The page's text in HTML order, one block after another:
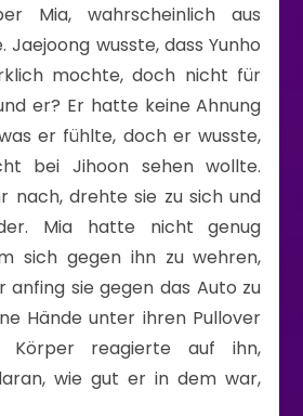
Mia, wahrscheinlich aus
Jaejoong wusste, dass Yunho
mochte, doch nicht für
er? Er hatte keine Ahnung
er fühlte, doch er wusste,
bei Jihoon sehen wollte.
nach, drehte sie zu sich und
Mia hatte nicht genug
sich gegen ihn zu wehren,
anfing sie gegen das Auto zu
Hände unter ihren Pullover
Körper reagierte auf ihn,
wie gut er in dem war,